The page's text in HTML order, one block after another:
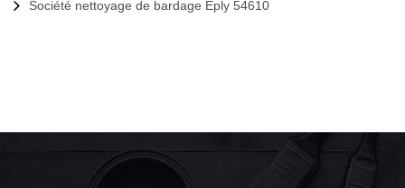
Société nettoyage de bardage Eply 54610